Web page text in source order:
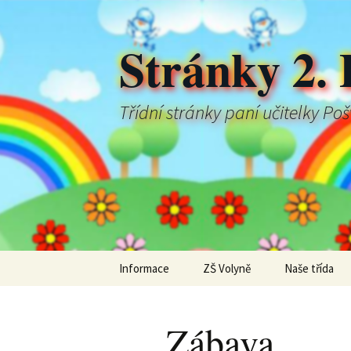
Stránky 2.
Třídní stránky paní učitelky
Informace ZŠ Volyně Naše třída